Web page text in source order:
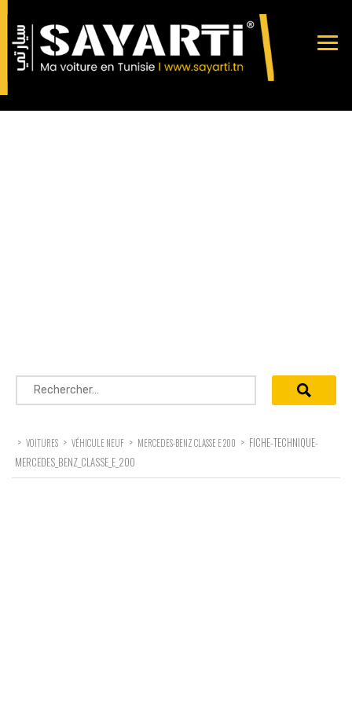
Rechercher :
> VOITURES > VÉHICULE NEUF > MERCEDES-BENZ CLASSE E 200 > FICHE-TECHNIQUE-
MERCEDES_BENZ_CLASSE_E_200